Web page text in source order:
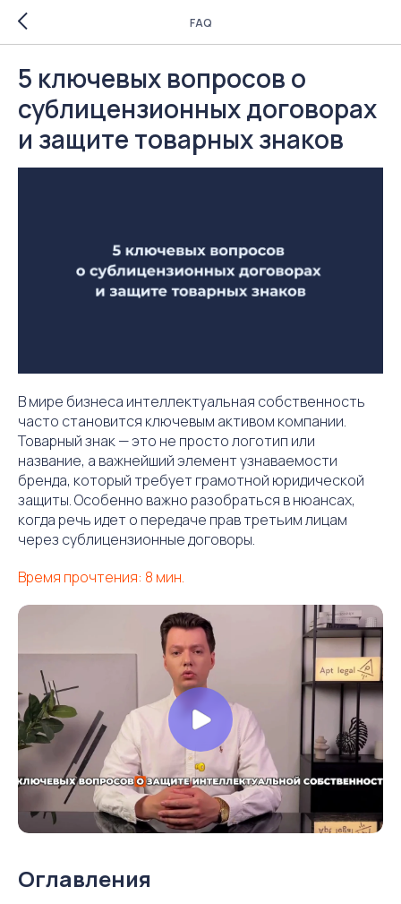
FAQ
5 ключевых вопросов о
сублицензионных договорах
и защите товарных знаков
В мире бизнеса интеллектуальная собственность
часто становится ключевым активом компании.
Товарный знак — это не просто логотип или
название, а важнейший элемент узнаваемости
бренда, который требует грамотной юридической
защиты. Особенно важно разобраться в нюансах,
когда речь идет о передаче прав третьим лицам
через сублицензионные договоры.
Время прочтения: 8 мин.
Оглавления